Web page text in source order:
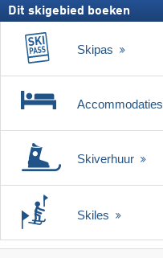
Dit skigebied boeken
Skipas
Accommodaties
Skiverhuur
Skiles